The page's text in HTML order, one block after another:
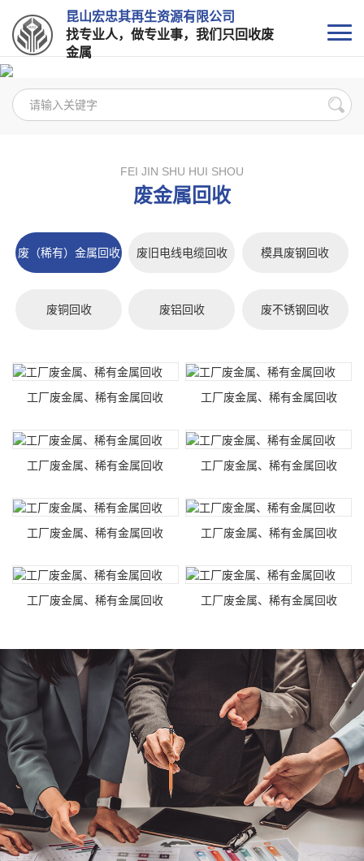
昆山宏忠其再生资源有限公司
找专业人，做专业事，我们只回收废
金属
FEI JIN SHU HUI SHOU
废金属回收
废（稀有）金属回收 废旧电线电缆回收 模具废钢回收
废铜回收 废铝回收 废不锈钢回收
工厂废金属、稀有金属回收 工厂废金属、稀有金属回收
工厂废金属、稀有金属回收 工厂废金属、稀有金属回收
工厂废金属、稀有金属回收 工厂废金属、稀有金属回收
工厂废金属、稀有金属回收 工厂废金属、稀有金属回收